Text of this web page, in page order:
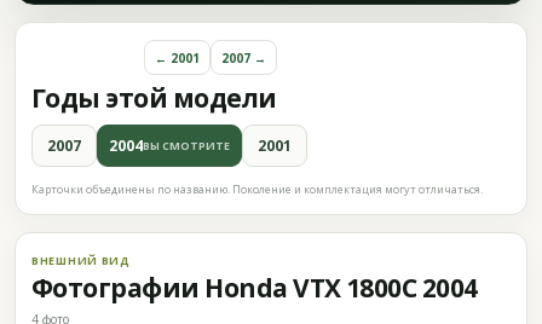
Годы этой модели
← 2001 2007 →
2007 2004ВЫ СМОТРИТЕ 2001
Карточки объединены по названию. Поколение и комплектация могут отличаться.
ВНЕШНИЙ ВИД
Фотографии Honda VTX 1800C 2004
4 фото